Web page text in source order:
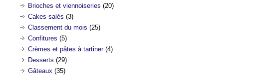
Brioches et viennoiseries (20)
Cakes salés (3)
Classement du mois (25)
Confitures (5)
Crèmes et pâtes à tartiner(4)
Desserts (29)
Gâteaux(35)